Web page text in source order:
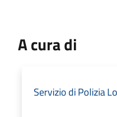
A cura di
Servizio di Polizia